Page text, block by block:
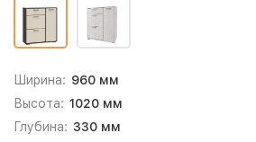
Ширина: 960 мм
Высота: 1020 мм
Глубина: 330 мм